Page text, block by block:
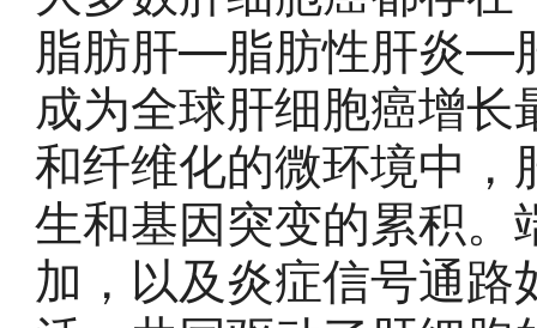
脂肪肝—脂肪性肝炎—
成为全球肝细胞癌增
和纤维化的微环境中
生和基因突变的累积
加，以及炎症信号通